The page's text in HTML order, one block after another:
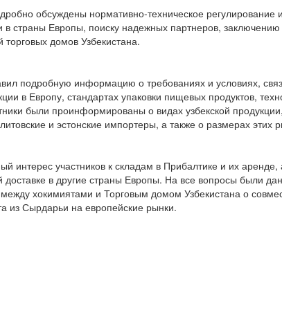
обсуждены нормативно-техническое регулирование
в страны Европы, поиску надежных партнеров, заключению
домов Узбекистана.
подробную информацию о требованиях и условиях,
в Европу, стандартах упаковки пищевых продуктов,
были проинформированы о видах узбекской
и эстонские импортеры, а также о размерах этих
интерес участников к складам в Прибалтике и их
в другие страны Европы. На все вопросы были
между хокимиятами и Торговым домом Узбекистана о
из Сырдарьи на европейские рынки.